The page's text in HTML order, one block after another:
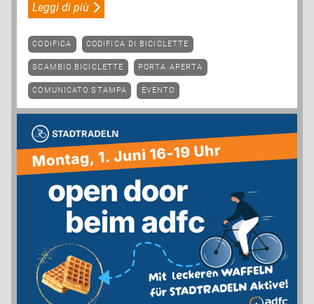
Leggi di più
CODIFICA CODIFICA DI BICICLETTE
SCAMBIO BICICLETTE PORTA APERTA
COMUNICATO STAMPA EVENTO